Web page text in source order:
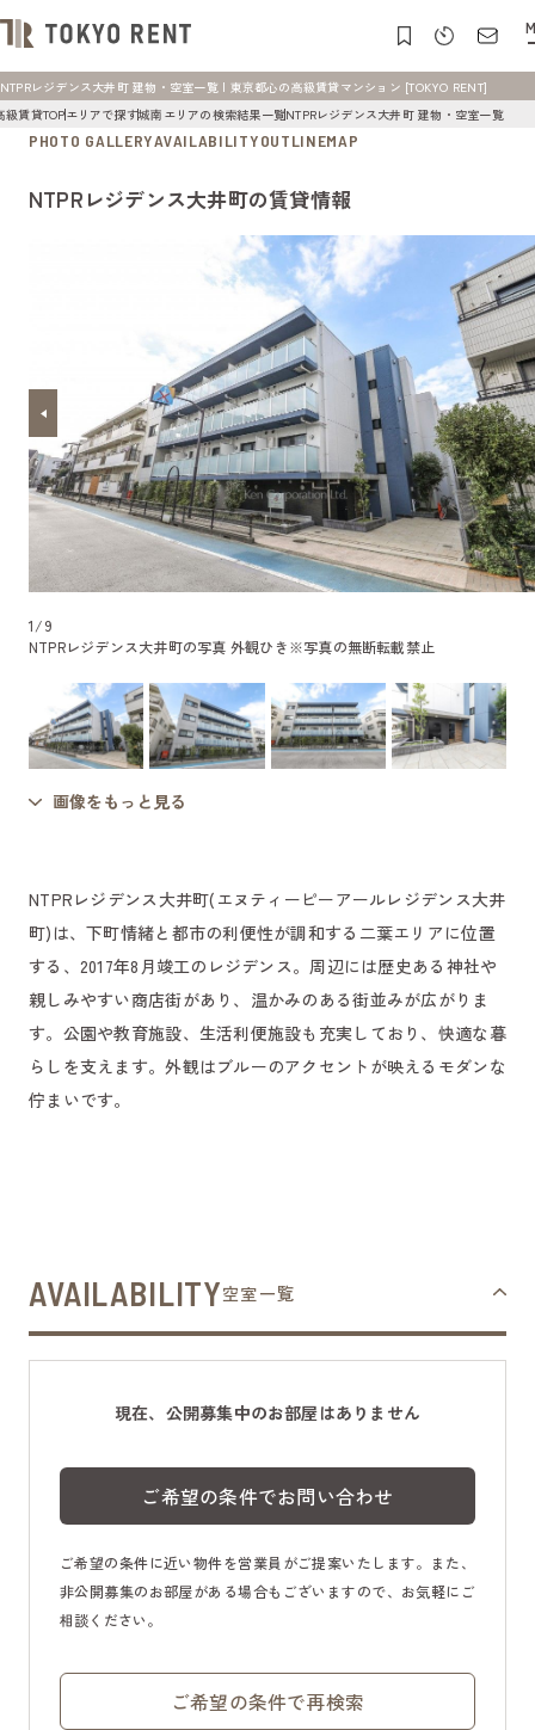
NTPRレジデンス大井町 建物・空室一覧 | 東京都心の高級賃貸マンション [TOKYO RENT]
級賃貸TOPエリアで探す城南エリアの検索結果一覧NTPRレジデンス大井町 建物・空室一覧
PHOTO GALLERYAVAILABILITYOUTLINEMAP
NTPRレジデンス大井町の賃貸情報
1/9
NTPRレジデンス大井町の写真 外観ひき※写真の無断転載禁止
画像をもっと見る
NTPRレジデンス大井町(エヌティーピーアールレジデンス大井
町)は、下町情緒と都市の利便性が調和する二葉エリアに位置
する、2017年8月竣工のレジデンス。周辺には歴史ある神社や
親しみやすい商店街があり、温かみのある街並みが広がりま
す。公園や教育施設、生活利便施設も充実しており、快適な暮
らしを支えます。外観はブルーのアクセントが映えるモダンな
佇まいです。
AVAILABILITY空室一覧
現在、公開募集中のお部屋はありません
ご希望の条件でお問い合わせ
ご希望の条件に近い物件を営業員がご提案いたします。また、
非公開募集のお部屋がある場合もございますので、お気軽にご
相談ください。
ご希望の条件で再検索